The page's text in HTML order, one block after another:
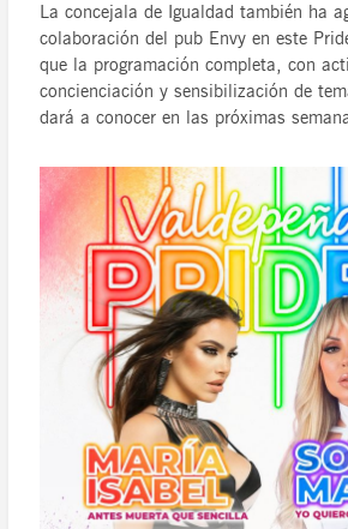
La concejala de Igualdad también ha
colaboración del pub Envy en este
que la programación completa, con
concienciación y sensibilización de
dará a conocer en las próximas